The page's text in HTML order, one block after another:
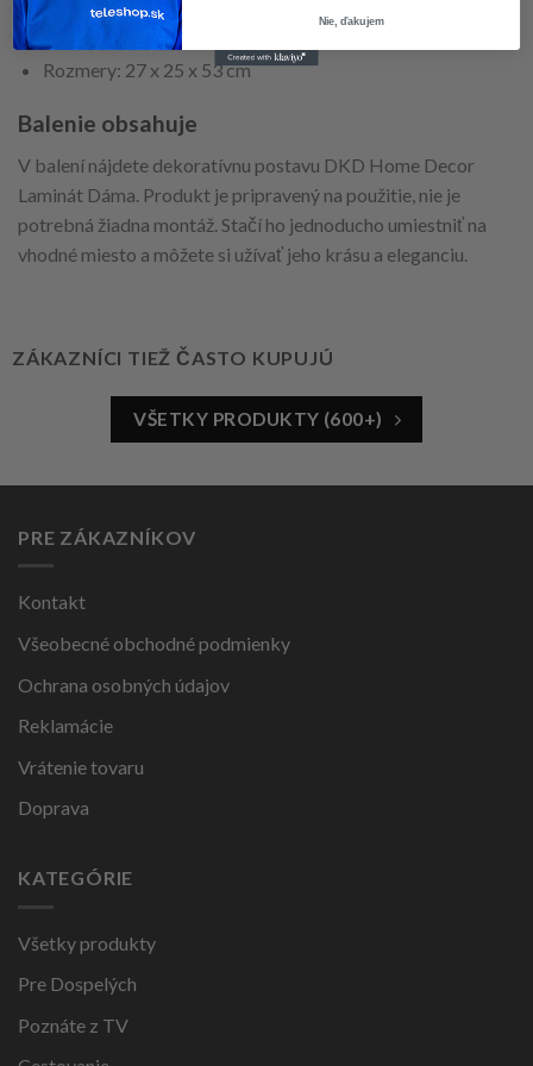
Design: Dáma
Rozmery: 27 x 25 x 53 cm
Balenie obsahuje
V balení nájdete dekoratívnu postavu DKD Home Decor
Laminát Dáma. Produkt je pripravený na použitie, nie je
potrebná žiadna montáž. Stačí ho jednoducho umiestniť na
vhodné miesto a môžete si užívať jeho krásu a eleganciu.
ZÁKAZNÍCI TIEŽ ČASTO KUPUJÚ
VŠETKY PRODUKTY (600+)
PRE ZÁKAZNÍKOV
Kontakt
Všeobecné obchodné podmienky
Ochrana osobných údajov
Reklamácie
Vrátenie tovaru
Doprava
KATEGÓRIE
Všetky produkty
Pre Dospelých
Poznáte z TV
Nie, ďakujem